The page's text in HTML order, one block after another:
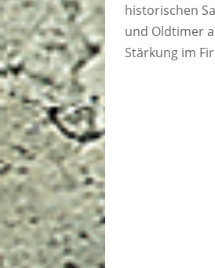
historischen
und Oldtimer
Stärkung im